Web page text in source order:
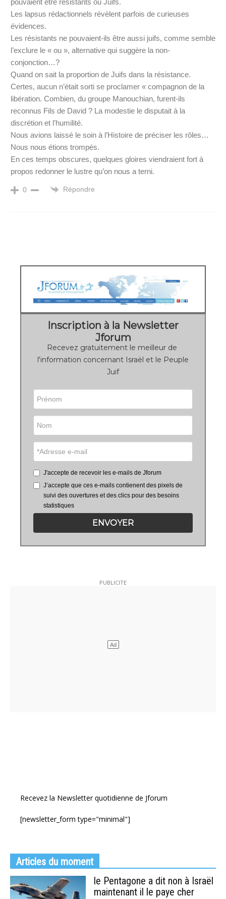
Les lapsus rédactionnels révèlent parfois de curieuses
évidences.
Les résistants ne pouvaient-ils être aussi juifs, comme semble
l’exclure le « ou », alternative qui suggère la non-
conjonction…?
Quand on sait la proportion de Juifs dans la résistance.
Certes, aucun n’était sorti se proclamer « compagnon de la
libération. Combien, du groupe Manouchian, furent-ils
reconnus Fils de David ? La modestie le disputait à la
discrétion et l’humilité.
Nous avions laissé le soin à l’Histoire de préciser les rôles…
Nous nous étions trompés.
En ces temps obscures, quelques gloires viendraient fort à
propos redonner le lustre qu’on nous a terni.
0 Répondre
Inscription à la Newsletter
Jforum
Recevez gratuitement le meilleur de
l'information concernant Israël et le Peuple
Juif
J'accepte de recevoir les e-mails de Jforum
J’accepte que ces e-mails contienent des pixels de
suivi des ouvertures et des clics pour des besoins
statistiques
ENVOYER
Recevez la Newsletter quotidienne de Jforum
[newsletter_form type="minimal"]
Articles du moment
le Pentagone a dit non à Israël
maintenant il le paye cher